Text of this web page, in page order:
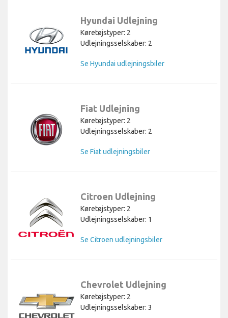
Hyundai Udlejning
Køretøjstyper: 2
Udlejningsselskaber: 2
Se Hyundai udlejningsbiler
Fiat Udlejning
Køretøjstyper: 2
Udlejningsselskaber: 2
Se Fiat udlejningsbiler
Citroen Udlejning
Køretøjstyper: 2
Udlejningsselskaber: 1
Se Citroen udlejningsbiler
Chevrolet Udlejning
Køretøjstyper: 2
Udlejningsselskaber: 3